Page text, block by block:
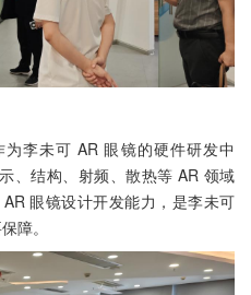
李未可 AR 眼镜的硬件研发中
、结构、射频、散热等 AR 领域
眼镜设计开发能力，是李未可
障。